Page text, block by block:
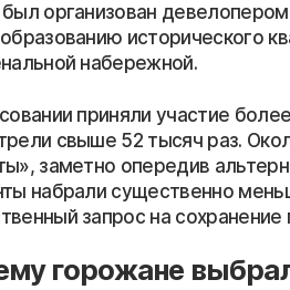
организован девелопером
исторического
набережной.
приняли участие
свыше 52 тысяч раз.
заметно опередив
набрали существенно
запрос на сохранение
горожане